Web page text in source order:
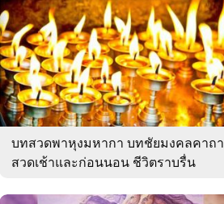
บทสวดพาหุงมหากา บทชัยมงคลคาถา
สวดเช้าและก่อนนอน ชีวิตราบรื่น